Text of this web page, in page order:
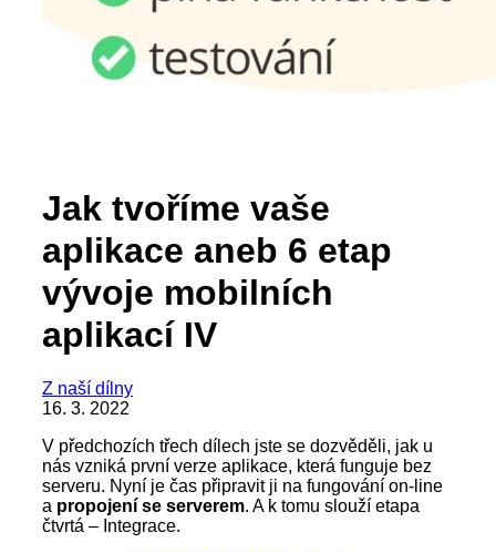
Jak tvoříme vaše
aplikace aneb 6 etap
vývoje mobilních
aplikací IV
Z naší dílny
16. 3. 2022
V předchozích třech dílech jste se dozvěděli, jak u
nás vzniká první verze aplikace, která funguje bez
serveru. Nyní je čas připravit ji na fungování on-line
a propojení se serverem. A k tomu slouží etapa
čtvrtá – Integrace.